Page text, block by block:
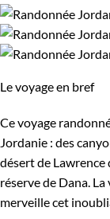
Le voyage en bref
Ce voyage
Jordanie : des
désert de Lawrence
réserve de Dana.
merveille cet